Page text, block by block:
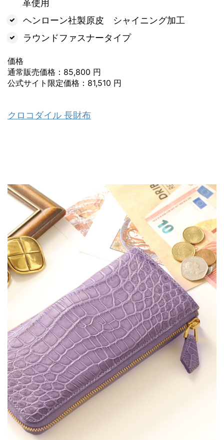
革使用
ヘンローン社製原皮 シャイニング加工
ラウンドファスナータイプ
価格
通常販売価格：85,800 円
公式サイト限定価格：81,510 円
クロコダイル 長財布